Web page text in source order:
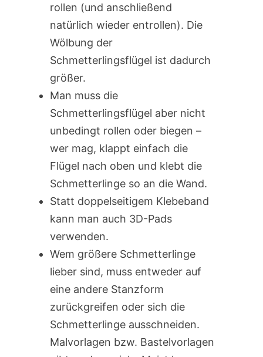
rollen (und anschließend
natürlich wieder entrollen). Die
Wölbung der
Schmetterlingsflügel ist dadurch
größer.
Man muss die
Schmetterlingsflügel aber nicht
unbedingt rollen oder biegen –
wer mag, klappt einfach die
Flügel nach oben und klebt die
Schmetterlinge so an die Wand.
Statt doppelseitigem Klebeband
kann man auch 3D-Pads
verwenden.
Wem größere Schmetterlinge
lieber sind, muss entweder auf
eine andere Stanzform
zurückgreifen oder sich die
Schmetterlinge ausschneiden.
Malvorlagen bzw. Bastelvorlagen